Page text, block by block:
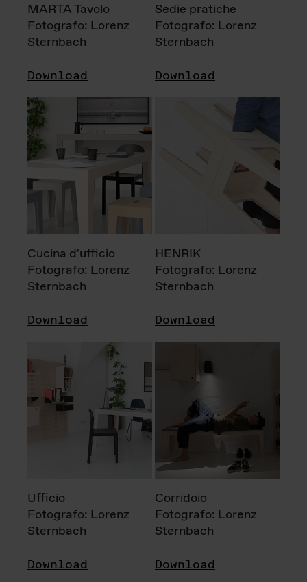
MARTA Tavolo
Fotografo: Lorenz
Sternbach
Download
Sedie pratiche
Fotografo: Lorenz
Sternbach
Download
Cucina d'ufficio
Fotografo: Lorenz
Sternbach
Download
HENRIK
Fotografo: Lorenz
Sternbach
Download
Ufficio
Fotografo: Lorenz
Sternbach
Download
Corridoio
Fotografo: Lorenz
Sternbach
Download